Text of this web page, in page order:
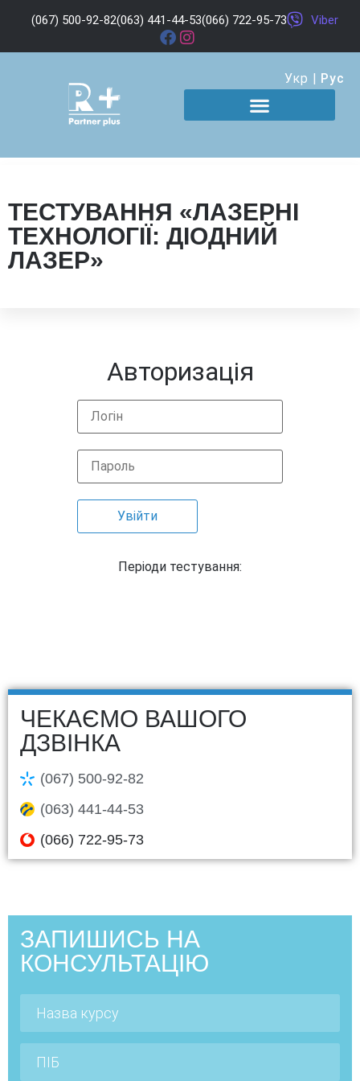
(067) 500-92-82(063) 441-44-53(066) 722-95-73 Viber
Укр | Рус
ТЕСТУВАННЯ «ЛАЗЕРНІ
ТЕХНОЛОГІЇ: ДІОДНИЙ
ЛАЗЕР»
Авторизація
Періоди тестування:
ЧЕКАЄМО ВАШОГО
ДЗВІНКА
(067) 500-92-82
(063) 441-44-53
(066) 722-95-73
ЗАПИШИСЬ НА
КОНСУЛЬТАЦІЮ